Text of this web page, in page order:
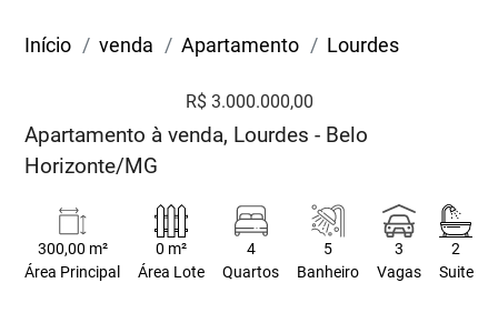
Início venda Apartamento Lourdes
R$ 3.000.000,00
Apartamento à venda, Lourdes - Belo
Horizonte/MG
300,00 m²
Área Principal
0 m²
Área Lote
4
Quartos
5
Banheiro
3
Vagas
2
Suite